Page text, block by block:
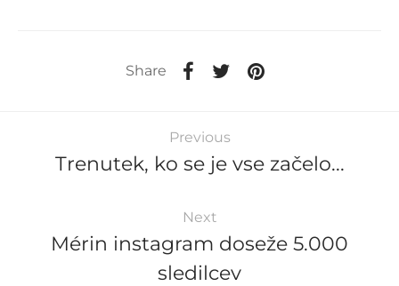
Share
Previous
Trenutek, ko se je vse začelo...
Next
Mérin instagram doseže 5.000
sledilcev